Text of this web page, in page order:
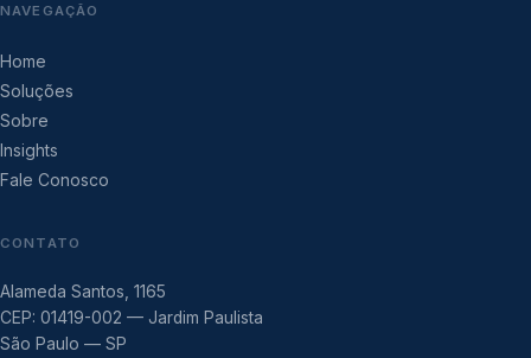
NAVEGAÇÃO
Home
Soluções
Sobre
Insights
Fale Conosco
CONTATO
Alameda Santos, 1165
CEP: 01419-002 — Jardim Paulista
São Paulo — SP